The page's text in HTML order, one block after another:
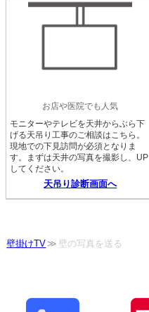
お店や医院でも人気
モニターやテレビを天井からぶら下
げる天吊り工事のご相談はこちら。
現地での下見訪問が必須となりま
す。まずは天井の写真を撮影し、UP
してください。
天吊り診断画面へ
壁掛けTV 壁の写真を送る